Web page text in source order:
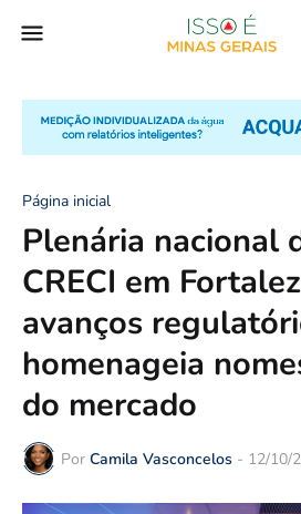
Página inicial
Plenária nacional
CRECI em
avanços
homenageia
do mercado
Por Camila Vasconcelos - 12/10/